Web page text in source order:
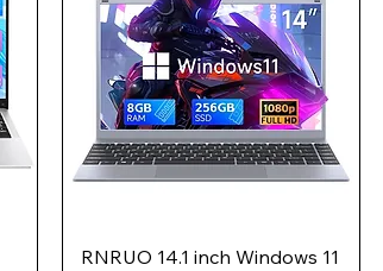
RNRUO 14.1 inch Windows 11